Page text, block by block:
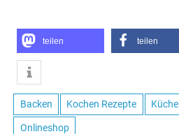
teilen teilen
Backen Kochen Rezepte Küche
Onlineshop